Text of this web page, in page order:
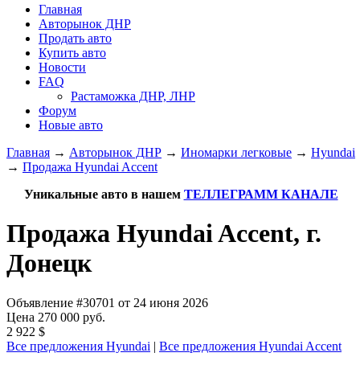
Главная
Авторынок ДНР
Продать авто
Купить авто
Новости
FAQ
Растаможка ДНР, ЛНР
Форум
Новые авто
Главная → Авторынок ДНР → Иномарки легковые → Hyundai
→ Продажа Hyundai Accent
Уникальные авто в нашем ТЕЛЛЕГРАММ КАНАЛЕ
Продажа Hyundai Accent, г.
Донецк
Объявление #30701 от 24 июня 2026
Цена 270 000 руб.
2 922 $
Все предложения Hyundai | Все предложения Hyundai Accent